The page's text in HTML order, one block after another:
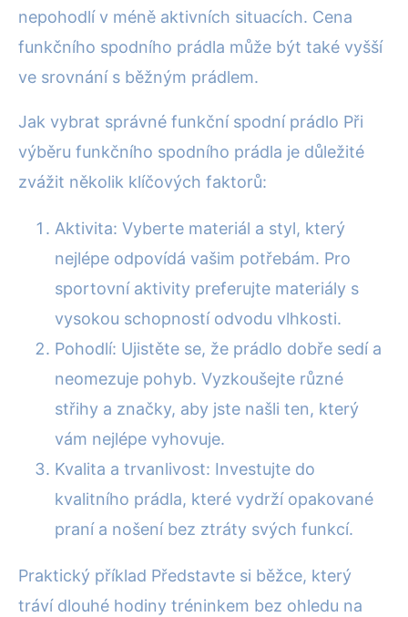
nepohodlí v méně aktivních situacích. Cena
funkčního spodního prádla může být také vyšší
ve srovnání s běžným prádlem.
Jak vybrat správné funkční spodní prádlo Při
výběru funkčního spodního prádla je důležité
zvážit několik klíčových faktorů:
Aktivita: Vyberte materiál a styl, který
nejlépe odpovídá vašim potřebám. Pro
sportovní aktivity preferujte materiály s
vysokou schopností odvodu vlhkosti.
Pohodlí: Ujistěte se, že prádlo dobře sedí a
neomezuje pohyb. Vyzkoušejte různé
střihy a značky, aby jste našli ten, který
vám nejlépe vyhovuje.
Kvalita a trvanlivost: Investujte do
kvalitního prádla, které vydrží opakované
praní a nošení bez ztráty svých funkcí.
Praktický příklad Představte si běžce, který
tráví dlouhé hodiny tréninkem bez ohledu na